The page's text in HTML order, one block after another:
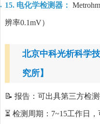
15. 电化学检测器：
辨率0.1mV）
北京中科光析科学
究所】
📝 报告：可出具第三方检
⏳ 检测周期：7~15工作日，